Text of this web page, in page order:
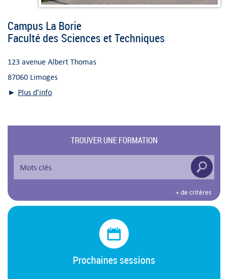
Campus La Borie
Faculté des Sciences et Techniques
123 avenue Albert Thomas
87060 Limoges
► Plus d'info
TROUVER UNE FORMATION
+ de critères
Prochaines sessions